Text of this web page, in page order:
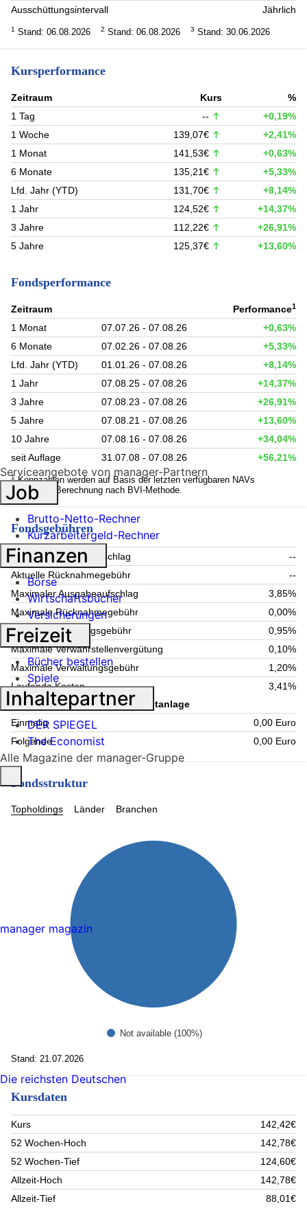
Ausschüttungsintervall Jährlich
1 Stand: 06.08.2026 2 Stand: 06.08.2026 3 Stand: 30.06.2026
Kursperformance
Zeitraum Kurs
%
1 Tag
--
+0,19%
1 Woche
139,07€
+2,41%
1 Monat
141,53€
+0,63%
6 Monate
135,21€
+5,33%
Lfd. Jahr (YTD)
131,70€
+8,14%
1 Jahr
124,52€
+14,37%
3 Jahre
112,22€
+26,91%
5 Jahre
125,37€ +13,60%
Fondsperformance
Zeitraum Performance1
1 Monat 07.07.26 - 07.08.26
+0,63%
6 Monate
07.02.26 - 07.08.26
+5,33%
Lfd. Jahr (YTD)
01.01.26 - 07.08.26
+8,14%
1 Jahr
07.08.25 - 07.08.26
+14,37%
3 Jahre
07.08.23 - 07.08.26
+26,91%
5 Jahre
07.08.21 - 07.08.26
+13,60%
10 Jahre
07.08.16 - 07.08.26
+34,04%
seit Auflage
31.07.08 - 07.08.26 +56,21%
1Kennzahlen werden auf Basis der letzten verfügbaren NAVs
berechnet. Berechnung nach BVI-Methode.
Fondsgebühren
Aktueller Ausgabeaufschlag
--
Aktuelle Rücknahmegebühr
--
Maximaler Ausgabeaufschlag
3,85%
Maximale Rücknahmegebühr
0,00%
Aktuelle Verwaltungsgebühr
0,95%
Maximale Verwahrstellenvergütung
0,10%
Maximale Verwaltungsgebühr
1,20%
Laufende Kosten
3,41%
Information zum Kauf - Mindestanlage
Einmalig
0,00 Euro
Folgende
0,00 Euro
Fondsstruktur
Topholdings Länder Branchen
Not available (100%)
Stand: 21.07.2026
Kursdaten
Kurs
142,42€
52 Wochen-Hoch
142,78€
52 Wochen-Tief
124,60€
Allzeit-Hoch
142,78€
Allzeit-Tief
88,01€
Serviceangebote von manager-Partnern
Job
Brutto-Netto-Rechner
Kurzarbeitergeld-Rechner
Finanzen
Börse
Wirtschaftsbücher
Versicherungen
Freizeit
Bücher bestellen
Spiele
Inhaltepartner
DER SPIEGEL
The Economist
Alle Magazine der manager-Gruppe
manager magazin
Die reichsten Deutschen